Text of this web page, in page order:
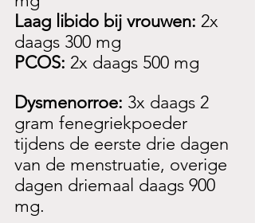
Laag libido bij vrouwen: 2x
daags 300 mg
PCOS: 2x daags 500 mg
Dysmenorroe: 3x daags 2
gram fenegriekpoeder
tijdens de eerste drie dagen
van de menstruatie, overige
dagen driemaal daags 900
mg.